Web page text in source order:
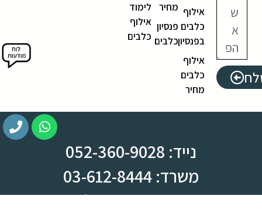
אילוף
כלבים
בפנסיון
אילוף
כלבים
מחיר
מחיר
פנסיון
כלבים
לימוד
אילוף
כלבים
נייד: 052-360-9028
משרד: 03-612-8444
צומת ראש העין, מחלף קסם